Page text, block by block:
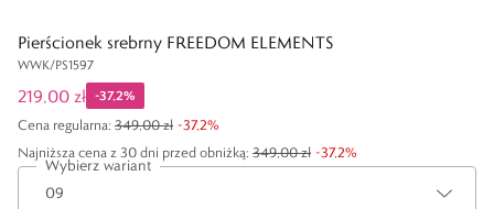
Pierścionek srebrny FREEDOM ELEMENTS
WWK/PS1597
219,00 zł -37,2%
Najniższa cena z 30 dni przed obniżką: 349,00 zł -37,2%
Cena regularna: 349,00 zł -37,2%
Wybierz wariant